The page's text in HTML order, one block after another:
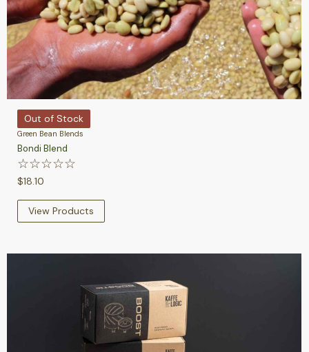
Out of Stock
Green Bean Blends
Bondi Blend
☆☆☆☆☆
$18.10
View Products